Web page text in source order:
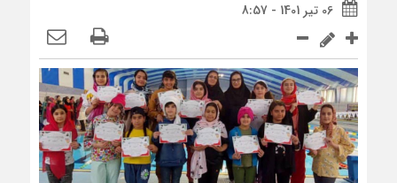
06 تیر 1401 - 8:57